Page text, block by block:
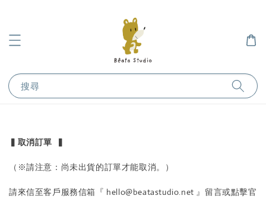
搜尋
▍取消訂單 ▍
（※請注意：尚未出貨的訂單才能取消。）
請來信至客戶服務信箱『 hello@beatastudio.net 』留言或點擊官